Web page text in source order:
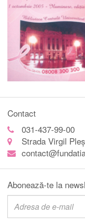
Contact
031-437-99-00
Strada Virgil
Abonează-te la